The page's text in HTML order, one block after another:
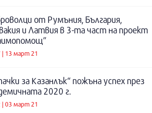
от Румъния, България,
и Латвия в 3-та част на проект
| 13 март 21
за Казанлък“ пожъна успех през
2020 г.
| 03 март 21